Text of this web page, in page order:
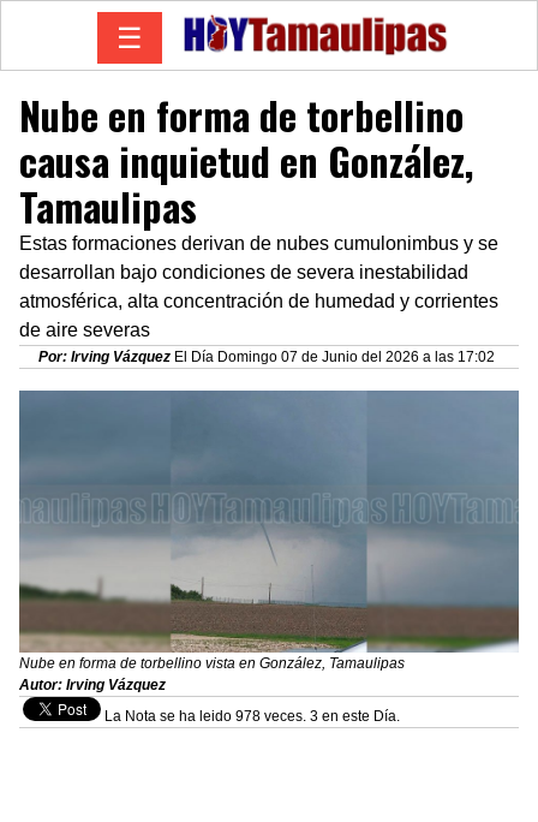
☰
Nube en forma de torbellino
causa inquietud en González,
Tamaulipas
Estas formaciones derivan de nubes cumulonimbus y se
desarrollan bajo condiciones de severa inestabilidad
atmosférica, alta concentración de humedad y corrientes
de aire severas
Por: Irving Vázquez El Día Domingo 07 de Junio del 2026 a las 17:02
Nube en forma de torbellino vista en González, Tamaulipas
Autor: Irving Vázquez
La Nota se ha leido 978 veces. 3 en este Día.